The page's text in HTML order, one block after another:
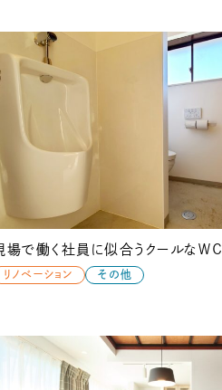
場で働く社員に似合うクールなＷＣ
リノベーション その他